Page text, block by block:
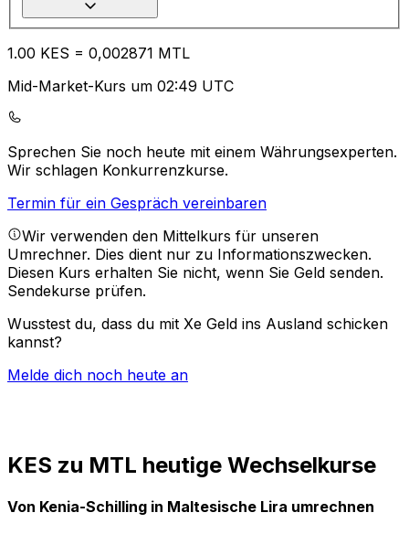
1.00 KES = 0,002871 MTL
Mid-Market-Kurs um 02:49 UTC
Sprechen Sie noch heute mit einem Währungsexperten.
Wir schlagen Konkurrenzkurse.
Termin für ein Gespräch vereinbaren
Wir verwenden den Mittelkurs für unseren
Umrechner. Dies dient nur zu Informationszwecken.
Diesen Kurs erhalten Sie nicht, wenn Sie Geld senden.
Sendekurse prüfen.
Wusstest du, dass du mit Xe Geld ins Ausland schicken
kannst?
Melde dich noch heute an
KES zu MTL heutige Wechselkurse
Von Kenia-Schilling in Maltesische Lira umrechnen